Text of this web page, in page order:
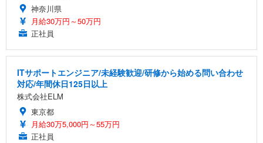
神奈川県
月給30万円～50万円
正社員
ITサポートエンジニア/未経験歓迎/研修から始める問い合わせ
対応/年間休日125日以上
株式会社ELM
東京都
月給30万5,000円～55万円
正社員